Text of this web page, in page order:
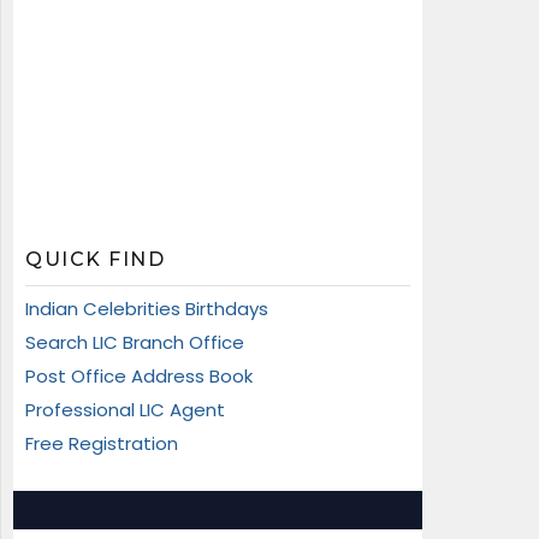
QUICK FIND
Indian Celebrities Birthdays
Search LIC Branch Office
Post Office Address Book
Professional LIC Agent
Free Registration